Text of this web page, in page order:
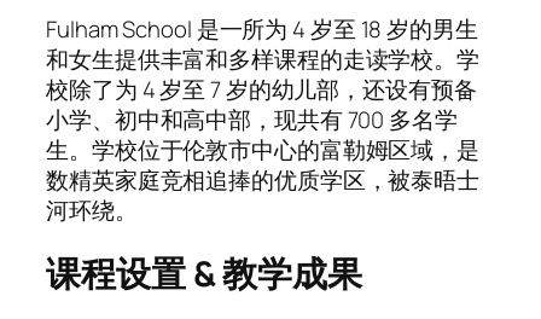
Fulham School 是一所为 4 岁至 18 岁的男生
和女生提供丰富和多样课程的走读学校。学
校除了为 4 岁至 7 岁的幼儿部，还设有预备
小学、初中和高中部，现共有 700 多名学
生。学校位于伦敦市中心的富勒姆区域，是
数精英家庭竞相追捧的优质学区，被泰晤士
河环绕。
课程设置 & 教学成果